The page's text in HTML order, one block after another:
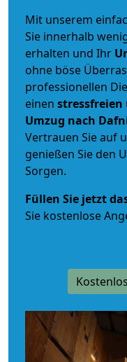
Mit unserem
Sie innerhalb
erhalten und Ihr
ohne böse
professionellen
einen
Umzug nach
Vertrauen Sie auf
genießen Sie den
Sorgen.
Füllen Sie jetzt
Sie kostenlose